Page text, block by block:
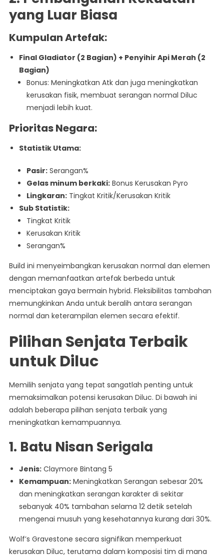
yang Luar Biasa
Kumpulan Artefak:
Final Gladiator (2 Bagian) + Penyihir Api Merah (2
Bagian)
Bonus: Meningkatkan Atk dan juga meningkatkan
kerusakan fisik, membuat serangan normal Diluc
menjadi lebih kuat.
Prioritas Negara:
Statistik Utama:
Pasir:Serangan%
Gelas minum berkaki:Bonus Kerusakan Pyro
Lingkaran:Tingkat Kritik/Kerusakan Kritik
Sub Statistik:
Tingkat Kritik
Kerusakan Kritik
Serangan%
Build ini menyeimbangkan kerusakan normal dan elemen
dengan memanfaatkan artefak berbeda untuk
menciptakan gaya bermain hybrid. Fleksibilitas tambahan
memungkinkan Anda untuk beralih antara serangan
normal dan keterampilan elemen secara efektif.
Pilihan Senjata Terbaik
untuk Diluc
Memilih senjata yang tepat sangatlah penting untuk
memaksimalkan potensi kerusakan Diluc. Di bawah ini
adalah beberapa pilihan senjata terbaik yang
meningkatkan kemampuannya.
1. Batu Nisan Serigala
Jenis:Claymore Bintang 5
Kemampuan:Meningkatkan Serangan sebesar 20%
dan meningkatkan serangan karakter di sekitar
sebanyak 40% tambahan selama 12 detik setelah
mengenai musuh yang kesehatannya kurang dari 30%.
Wolf’s Gravestone secara signifikan memperkuat
kerusakan Diluc, terutama dalam komposisi tim di mana